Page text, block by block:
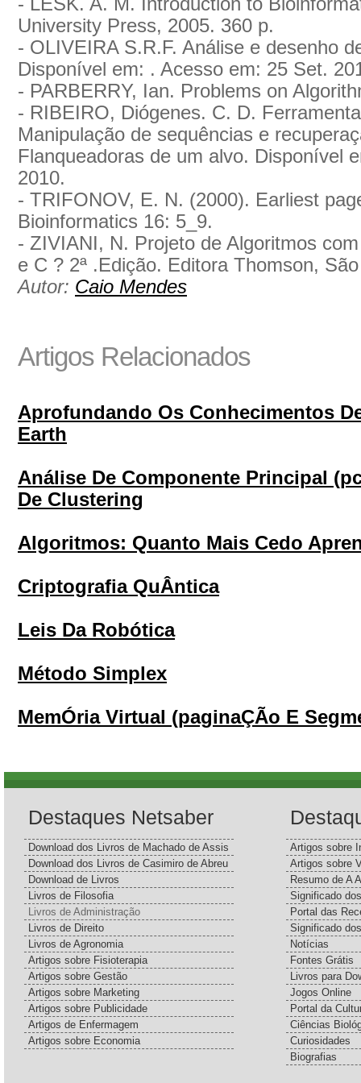
University Press, 2005. 360 p.
- OLIVEIRA S.R.F. Análise e desenho
Disponível em: . Acesso em: 25 Set.
- PARBERRY, Ian. Problems on
- RIBEIRO, Diógenes. C. D.
Manipulação de sequências e
Flanqueadoras de um alvo. Disponível
2010.
- TRIFONOV, E. N. (2000). Earliest
Bioinformatics 16: 5_9.
- ZIVIANI, N. Projeto de Algoritmos
e C ? 2ª .Edição. Editora Thomson,
Autor: Caio Mendes
Artigos Relacionados
Aprofundando Os Conhecimentos
Earth
Análise De Componente Principal
De Clustering
Algoritmos: Quanto Mais Cedo
Criptografia QuÂntica
Leis Da Robótica
Método Simplex
MemÓria Virtual (paginaÇÃo E
Destaques Netsaber
Download dos Livros de Machado de Assis
Download dos Livros de Casimiro de Abreu
Download de Livros
Livros de Filosofia
Livros de Administração
Livros de Direito
Livros de Agronomia
Artigos sobre Fisioterapia
Artigos sobre Gestão
Artigos sobre Marketing
Artigos sobre Publicidade
Artigos de Enfermagem
Artigos sobre Economia
Artigos sobre
Artigos sobre
Resumo de A
Significado
Portal das
Significado
Notícias
Fontes Grátis
Livros para
Jogos Online
Portal da
Ciências
Curiosidades
Biografias